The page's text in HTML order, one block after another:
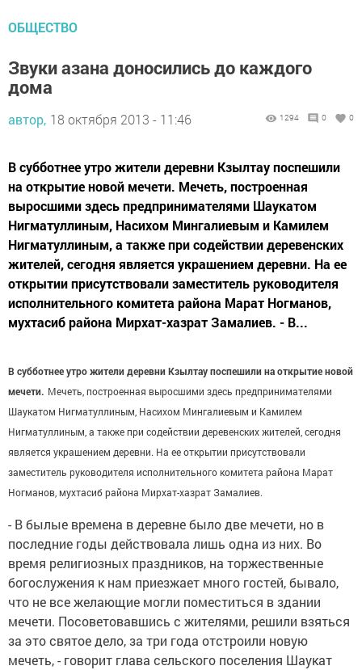
ОБЩЕСТВО
Звуки азана доносились до каждого
дома
автор, 18 октября 2013 - 11:46 1294 0 0
В субботнее утро жители деревни Кзылтау поспешили
на открытие новой мечети. Мечеть, построенная
выросшими здесь предпринимателями Шаукатом
Нигматуллиным, Насихом Мингалиевым и Камилем
Нигматуллиным, а также при содействии деревенских
жителей, сегодня является украшением деревни. На ее
открытии присутствовали заместитель руководителя
исполнительного комитета района Марат Ногманов,
мухтасиб района Мирхат-хазрат Замалиев. - В...
В субботнее утро жители деревни Кзылтау поспешили на открытие новой
мечети. Мечеть, построенная выросшими здесь предпринимателями
Шаукатом Нигматуллиным, Насихом Мингалиевым и Камилем
Нигматуллиным, а также при содействии деревенских жителей, сегодня
является украшением деревни. На ее открытии присутствовали
заместитель руководителя исполнительного комитета района Марат
Ногманов, мухтасиб района Мирхат-хазрат Замалиев.
- В былые времена в деревне было две мечети, но в
последние годы действовала лишь одна из них. Во
время религиозных праздников, на торжественные
богослужения к нам приезжает много гостей, бывало,
что не все желающие могли поместиться в здании
мечети. Посоветовавшись с жителями, решили взяться
за это святое дело, за три года отстроили новую
мечеть, - говорит глава сельского поселения Шаукат